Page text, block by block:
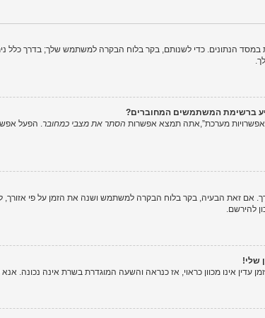
הנתונים. כדי לשנותם, בקר בלוח הבקרה למשתמש שלך; בדרך כלל
ברשימת המשתמשים המחוברים?
מערכת”,אתה תמצא אפשרות הסתר את מצבי כמחובר. הפעל
אם זאת הבעיה, בקר בלוח הבקרה למשתמש ושנה את הזמן על פי אזורך,
להירשם.
שלי!
עדין אינו מכוון כראוי, אז כנראה והשעה המוגדרת בשרת אינה נכונה.